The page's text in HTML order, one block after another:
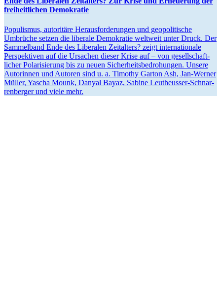
freiheit­lichen Demokratie
Populismus, autoritäre Heraus­for­de­rungen und geopo­li­tische
Umbrüche setzen die liberale Demokratie weltweit unter Druck. Der
Sammelband Ende des Liberalen Zeitalters? zeigt inter­na­tionale
Perspek­tiven auf die Ursachen dieser Krise auf – von gesell­schaft­
licher Polari­sierung bis zu neuen Sicher­heits­be­dro­hungen. Unsere
Autorinnen und Autoren sind u. a. Timothy Garton Ash, Jan-Werner
Müller, Yascha Mounk, Danyal Bayaz, Sabine Leutheusser-Schnar­
ren­berger und viele mehr.